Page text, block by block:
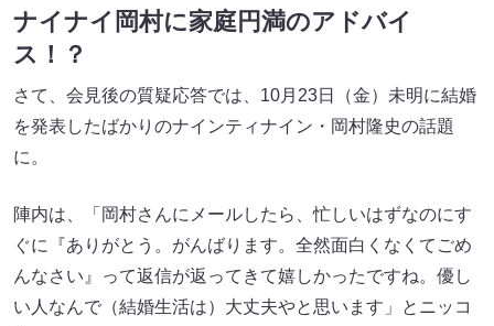
ナイナイ岡村に家庭円満のアドバイ
ス！？
さて、会見後の質疑応答では、10月23日（金）未明に結婚
を発表したばかりのナインティナイン・岡村隆史の話題
に。
陣内は、「岡村さんにメールしたら、忙しいはずなのにす
ぐに『ありがとう。がんばります。全然面白くなくてごめ
んなさい』って返信が返ってきて嬉しかったですね。優し
い人なんで（結婚生活は）大丈夫やと思います」とニッコ